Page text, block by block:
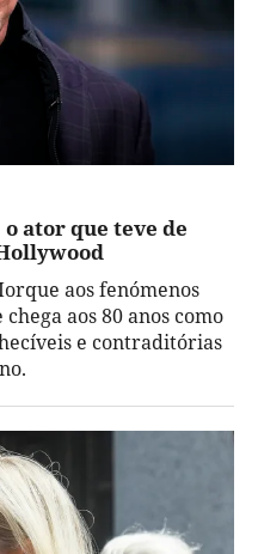
ator que teve de
aos fenómenos
aos 80 anos como
e contraditórias